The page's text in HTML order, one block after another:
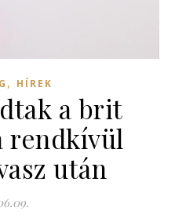
, HÍREK
a brit
rendkívül
után